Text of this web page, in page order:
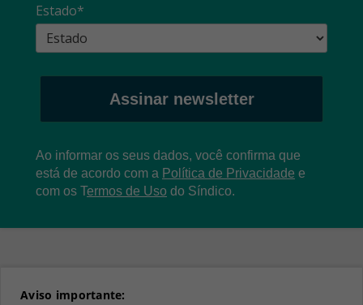
Estado*
Assinar newsletter
Ao informar os seus dados, você confirma que
está de acordo com a Política de Privacidade e
com os Termos de Uso do Síndico.
Aviso importante: